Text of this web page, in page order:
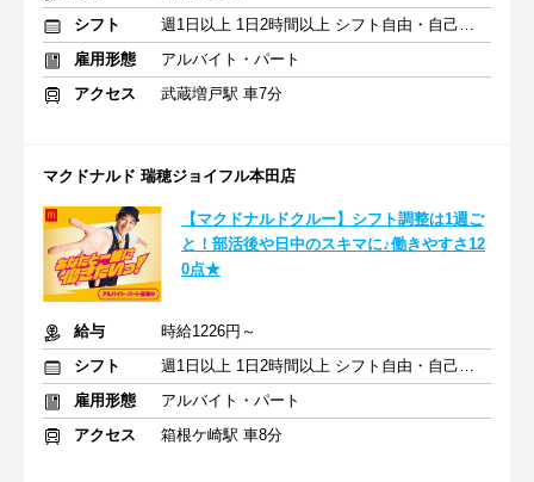
シフト
週1日以上 1日2時間以上 シフト自由・自己申告
雇用形態
アルバイト・パート
アクセス
武蔵増戸駅 車7分
マクドナルド 瑞穂ジョイフル本田店
【マクドナルドクルー】シフト調整は1週ご
と！部活後や日中のスキマに♪働きやすさ12
0点★
給与
時給1226円～
シフト
週1日以上 1日2時間以上 シフト自由・自己申告
雇用形態
アルバイト・パート
アクセス
箱根ケ崎駅 車8分